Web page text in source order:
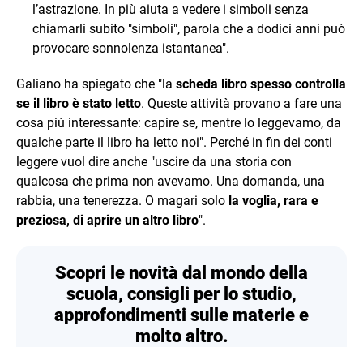
l’astrazione. In più aiuta a vedere i simboli senza
chiamarli subito "simboli", parola che a dodici anni può
provocare sonnolenza istantanea".
Galiano ha spiegato che "la scheda libro spesso controlla
se il libro è stato letto. Queste attività provano a fare una
cosa più interessante: capire se, mentre lo leggevamo, da
qualche parte il libro ha letto noi". Perché in fin dei conti
leggere vuol dire anche "uscire da una storia con
qualcosa che prima non avevamo. Una domanda, una
rabbia, una tenerezza. O magari solo la voglia, rara e
preziosa, di aprire un altro libro".
Scopri le novità dal mondo della
scuola, consigli per lo studio,
approfondimenti sulle materie e
molto altro.